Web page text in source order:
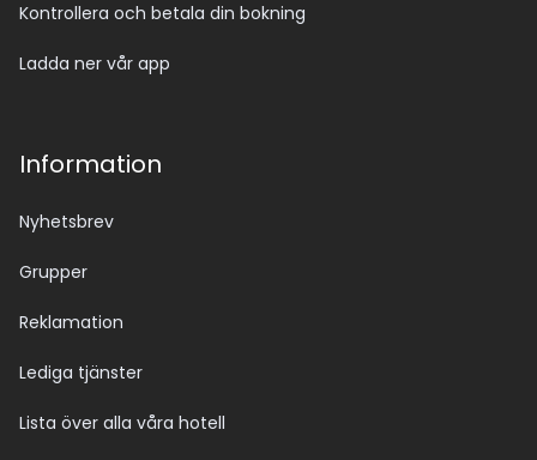
Kontrollera och betala din bokning
Ladda ner vår app
Information
Nyhetsbrev
Grupper
Reklamation
Lediga tjänster
Lista över alla våra hotell